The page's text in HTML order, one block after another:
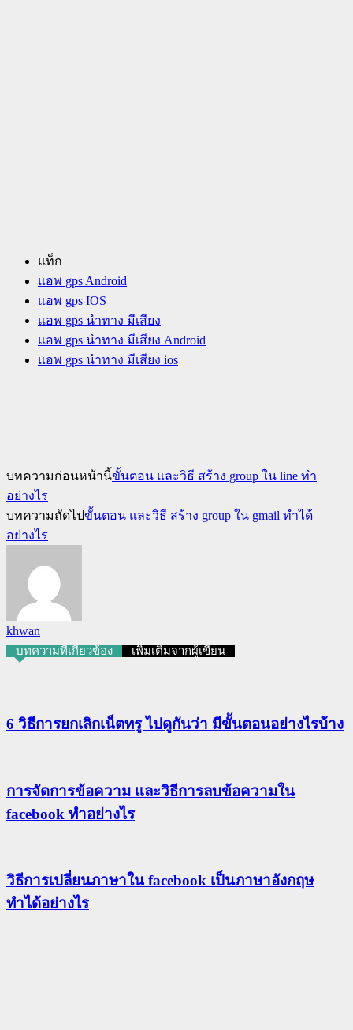
แท็ก
แอพ gps Android
แอพ gps IOS
แอพ gps นําทาง มีเสียง
แอพ gps นําทาง มีเสียง Android
แอพ gps นําทาง มีเสียง ios
บทความก่อนหน้านี้ขั้นตอน และวิธี สร้าง group ใน line ทำ
อย่างไร
บทความถัดไปขั้นตอน และวิธี สร้าง group ใน gmail ทำได้
อย่างไร
khwan
บทความที่เกี่ยวข้อง เพิ่มเติมจากผู้เขียน
6 วิธีการยกเลิกเน็ตทรู ไปดูกันว่า มีขั้นตอนอย่างไรบ้าง
การจัดการข้อความ และวิธีการลบข้อความใน
facebook ทำอย่างไร
วิธีการเปลี่ยนภาษาใน facebook เป็นภาษาอังกฤษ
ทำได้อย่างไร